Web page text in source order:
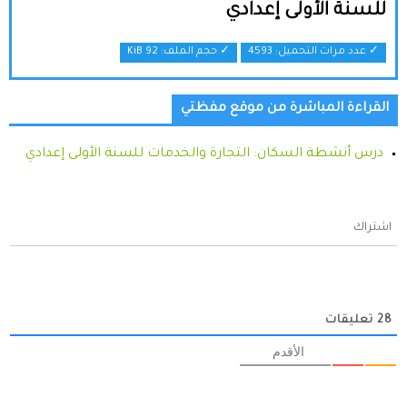
للسنة الأولى إعدادي
✓ عدد مرات التحميل: 4593 ✓ حجم الملف: 92 KiB
القراءة المباشرة من موقع مفظتي
درس أنشطة السكان: التجارة والخدمات للسنة الأولى إعدادي
اشتراك
28 تعليقات
الأقدم